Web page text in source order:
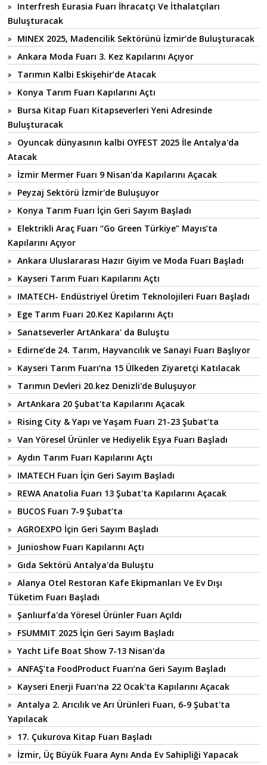
Interfresh Eurasia Fuarı İhracatçı Ve İthalatçıları
Buluşturacak
MINEX 2025, Madencilik Sektörünü İzmir’de Buluşturacak
Ankara Moda Fuarı 3. Kez Kapılarını Açıyor
Tarımın Kalbi Eskişehir’de Atacak
Konya Tarım Fuarı Kapılarını Açtı
Bursa Kitap Fuarı Kitapseverleri Yeni Adresinde
Buluşturacak
Oyuncak dünyasının kalbi OYFEST 2025 İle Antalya'da
Atacak
İzmir Mermer Fuarı 9 Nisan'da Kapılarını Açacak
Peyzaj Sektörü İzmir'de Buluşuyor
Konya Tarım Fuarı İçin Geri Sayım Başladı
Elektrikli Araç Fuarı “Go Green Türkiye” Mayıs’ta
Kapılarını Açıyor
Ankara Uluslararası Hazır Giyim ve Moda Fuarı Başladı
Kayseri Tarım Fuarı Kapılarını Açtı
IMATECH- Endüstriyel Üretim Teknolojileri Fuarı Başladı
Ege Tarım Fuarı 20.Kez Kapılarını Açtı
Sanatseverler ArtAnkara' da Buluştu
Edirne’de 24. Tarım, Hayvancılık ve Sanayi Fuarı Başlıyor
Kayseri Tarım Fuarı’na 15 Ülkeden Ziyaretçi Katılacak
Tarımın Devleri 20.kez Denizli'de Buluşuyor
ArtAnkara 20 Şubat'ta Kapılarını Açacak
Rising City & Yapı ve Yaşam Fuarı 21-23 Şubat’ta
Van Yöresel Ürünler ve Hediyelik Eşya Fuarı Başladı
Aydın Tarım Fuarı Kapılarını Açtı
IMATECH Fuarı İçin Geri Sayım Başladı
REWA Anatolia Fuarı 13 Şubat'ta Kapılarını Açacak
BUCOS Fuarı 7-9 Şubat’ta
AGROEXPO İçin Geri Sayım Başladı
Junioshow Fuarı Kapılarını Açtı
Gıda Sektörü Antalya'da Buluştu
Alanya Otel Restoran Kafe Ekipmanları Ve Ev Dışı
Tüketim Fuarı Başladı
Şanlıurfa'da Yöresel Ürünler Fuarı Açıldı
FSUMMIT 2025 İçin Geri Sayım Başladı
Yacht Life Boat Show 7-13 Nisan'da
ANFAŞ’ta FoodProduct Fuarı’na Geri Sayım Başladı
Kayseri Enerji Fuarı'na 22 Ocak'ta Kapılarını Açacak
Antalya 2. Arıcılık ve Arı Ürünleri Fuarı, 6-9 Şubat'ta
Yapılacak
17. Çukurova Kitap Fuarı Başladı
İzmir, Üç Büyük Fuara Aynı Anda Ev Sahipliği Yapacak